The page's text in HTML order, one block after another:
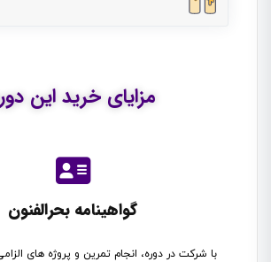
مزایای خرید این
گواهینامه بحرالفنون
با شرکت در دوره، انجام تمرین و پروژه های